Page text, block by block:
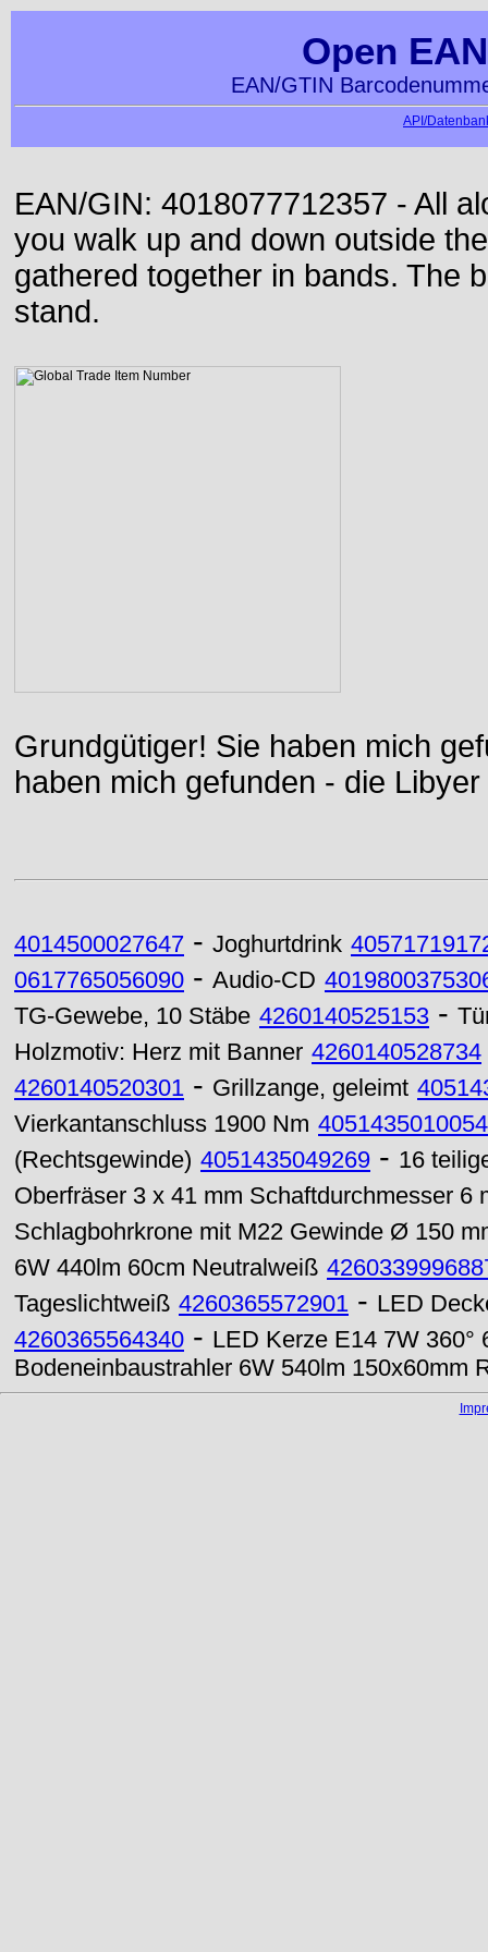
Open
EAN/GTIN
API/
EAN/GIN: 4018077712357 - All
you walk up and down outside
gathered together in bands. The
stand.
Grundgütiger! Sie haben mich
haben mich gefunden - die
4014500027647 - Joghurtdrink
0617765056090 - Audio-CD
TG-Gewebe, 10 Stäbe 4260140525153 -
Holzmotiv: Herz mit Banner 4260140528734
4260140520301 - Grillzange, geleimt
Vierkantanschluss 1900 Nm 4051435010054
(Rechtsgewinde) 4051435049269 - 16
Oberfräser 3 x 41 mm Schaftdurchmesser 6
Schlagbohrkrone mit M22 Gewinde Ø 150
6W 440lm 60cm Neutralweiß
Tageslichtweiß 4260365572901 - LED
4260365564340 - LED Kerze E14 7W 360°
Bodeneinbaustrahler 6W 540lm 150x60mm